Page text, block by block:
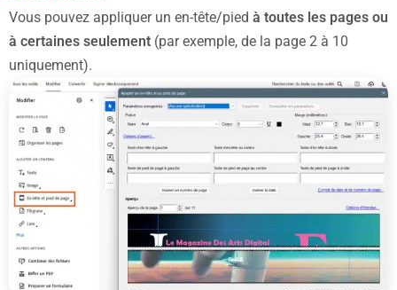
Vous pouvez appliquer un en-tête/pied à toutes les pages ou
à certaines seulement (par exemple, de la page 2 à 10
uniquement).